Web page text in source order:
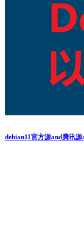
debian11官方源and腾讯